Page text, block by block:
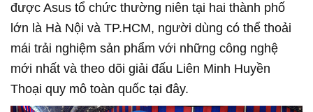
được Asus tổ chức thường niên tại hai thành phố
lớn là Hà Nội và TP.HCM, người dùng có thể thoải
mái trải nghiệm sản phẩm với những công nghệ
mới nhất và theo dõi giải đấu Liên Minh Huyền
Thoại quy mô toàn quốc tại đây.